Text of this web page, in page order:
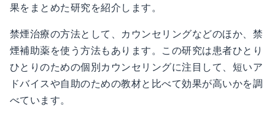
果をまとめた研究を紹介します。
禁煙治療の方法として、カウンセリングなどのほか、禁
煙補助薬を使う方法もあります。この研究は患者ひとり
ひとりのための個別カウンセリングに注目して、短いア
ドバイスや自助のための教材と比べて効果が高いかを調
べています。